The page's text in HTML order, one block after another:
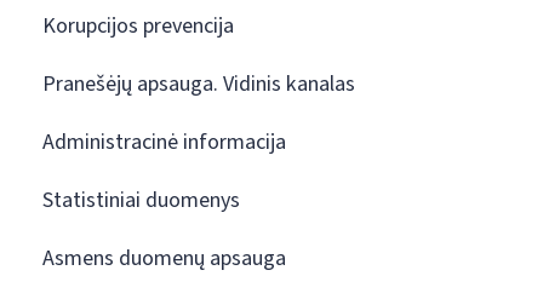
Korupcijos prevencija
Pranešėjų apsauga. Vidinis kanalas
Administracinė informacija
Statistiniai duomenys
Asmens duomenų apsauga